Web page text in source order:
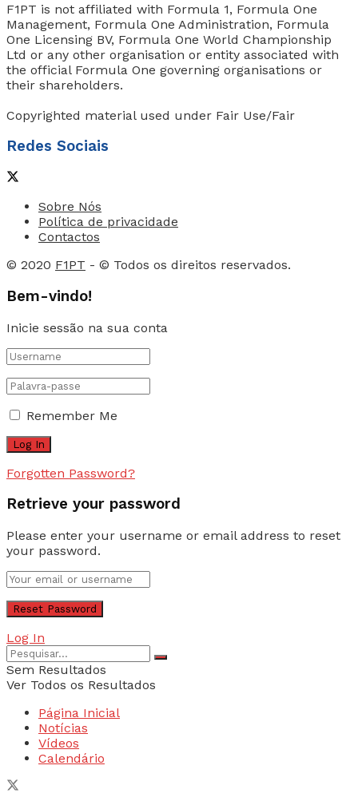
F1PT is not affiliated with Formula 1, Formula One
Management, Formula One Administration, Formula
One Licensing BV, Formula One World Championship
Ltd or any other organisation or entity associated with
the official Formula One governing organisations or
their shareholders.
Copyrighted material used under Fair Use/Fair
Redes Sociais
Sobre Nós
Política de privacidade
Contactos
© 2020 F1PT - © Todos os direitos reservados.
Bem-vindo!
Inicie sessão na sua conta
Remember Me
Forgotten Password?
Retrieve your password
Please enter your username or email address to reset
your password.
Log In
Sem Resultados
Ver Todos os Resultados
Página Inicial
Notícias
Vídeos
Calendário